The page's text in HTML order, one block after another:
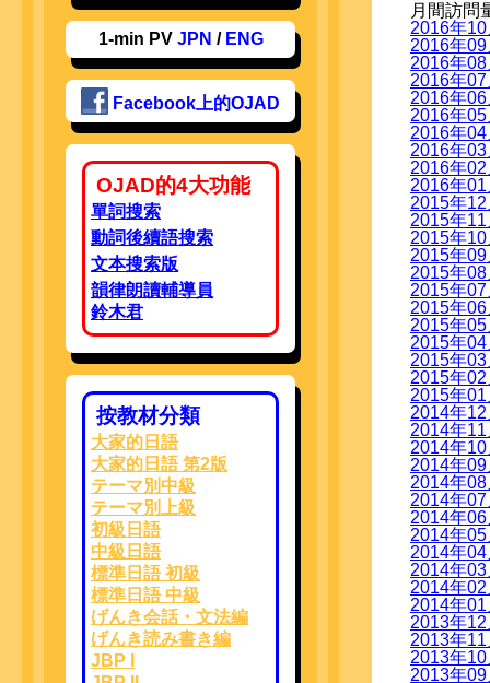
1-min PV JPN / ENG
Facebook上的OJAD
OJAD的4大功能
單詞搜索
動詞後續語搜索
文本搜索版
韻律朗讀輔導員
鈴木君
按教材分類
大家的日語
大家的日語 第2版
テーマ別中級
テーマ別上級
初級日語
中級日語
標準日語 初級
標準日語 中級
げんき会話・文法編
げんき読み書き編
JBP I
月間訪問
2016年
2016年
2016年
2016年
2016年
2016年
2016年
2016年
2016年
2016年
2015年
2015年
2015年
2015年
2015年
2015年
2015年
2015年
2015年
2015年
2015年
2015年
2014年
2014年
2014年
2014年
2014年
2014年
2014年
2014年
2014年
2014年
2014年
2014年
2013年
2013年
2013年
2013年